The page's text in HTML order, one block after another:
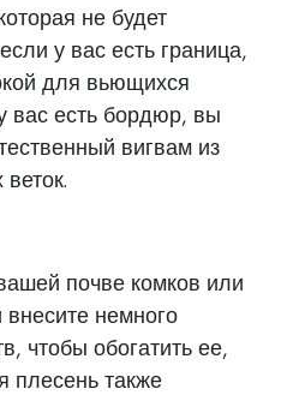
не будет
у вас есть граница,
для вьющихся
вас есть бордюр, вы
вигвам из
почве комков или
внесите немного
чтобы обогатить ее,
плесень также